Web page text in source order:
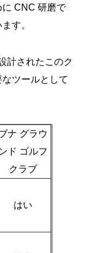
CNC 研磨で
す。
計されたこのク
ツールとして
ナ グラウ
ンド ゴルフ
クラブ
はい